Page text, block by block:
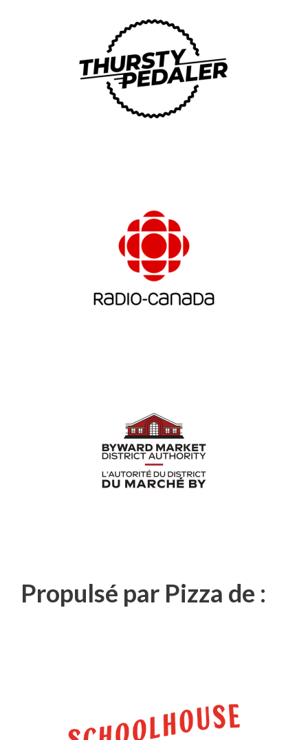
Propulsé par Pizza de :